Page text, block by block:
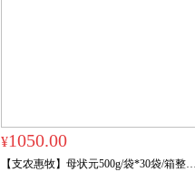
¥1050.00
【支农惠牧】母状元500g/袋*30袋/箱整